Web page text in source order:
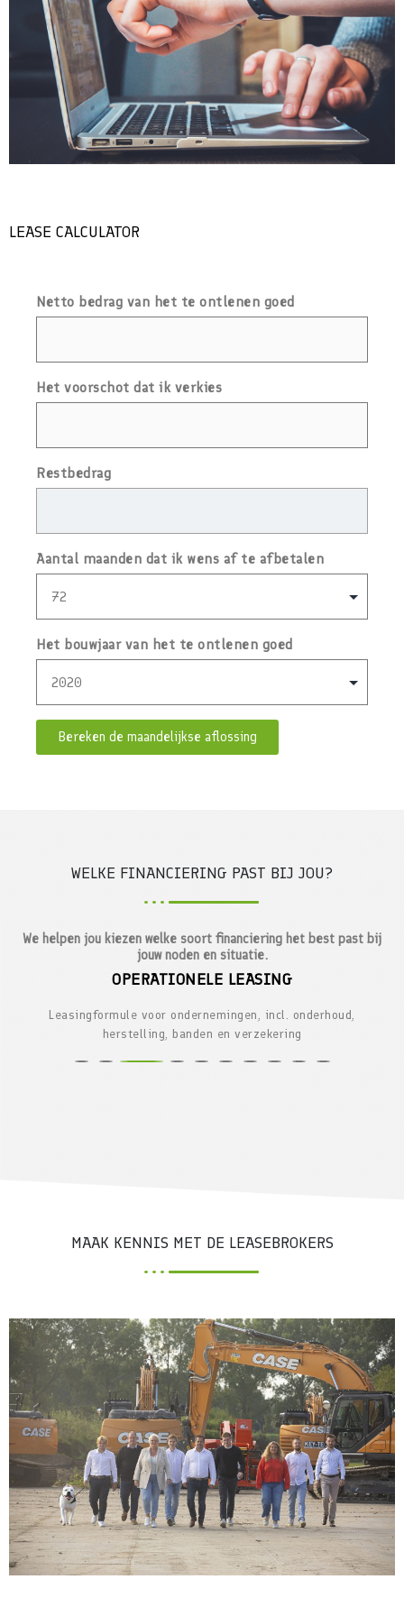
LEASE CALCULATOR
Netto bedrag van het te ontlenen goed
Het voorschot dat ik verkies
Restbedrag
Aantal maanden dat ik wens af te afbetalen
Het bouwjaar van het te ontlenen goed
Bereken de maandelijkse aflossing
WELKE FINANCIERING PAST BIJ JOU?
We helpen jou kiezen welke soort financiering het best past bij
jouw noden en situatie.
OPERATIONELE LEASING
Leasingformule voor ondernemingen, incl. onderhoud,
herstelling, banden en verzekering
MAAK KENNIS MET DE LEASEBROKERS